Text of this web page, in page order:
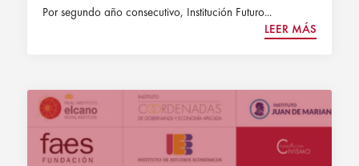
Por segundo año consecutivo, Institución Futuro...
LEER MÁS